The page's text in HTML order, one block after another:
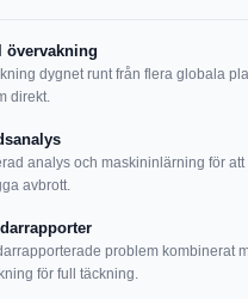
övervakning
dygnet runt från flera globala
direkt.
analys och maskininlärning för att
avbrott.
problem kombinerat
för full täckning.